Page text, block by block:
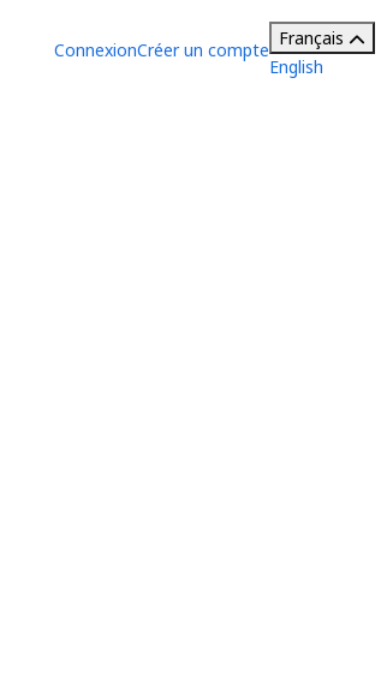
ConnexionCréer un compte
Français
English